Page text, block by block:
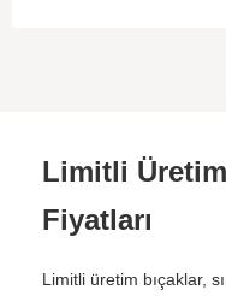
Limitli
Fiyatları
Limitli üretim bıçaklar,